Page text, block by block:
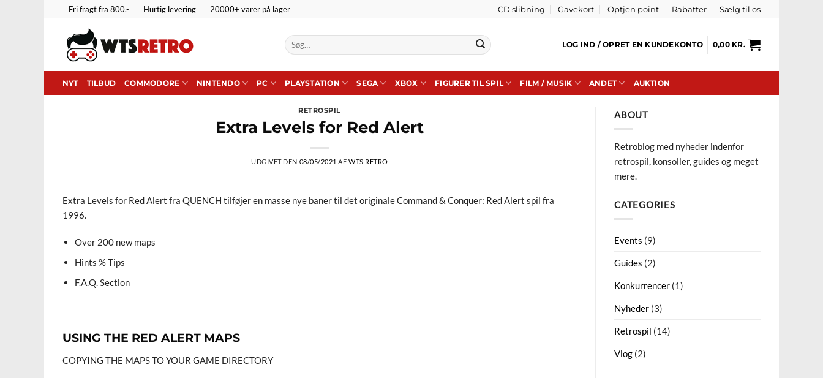
Fortsæt
indhold
Fri fragt fra 800,- Hurtig levering 20000+ varer på lager CD slibning Gavekort Optjen point Rabatter Sælg til os
Søg
efter:
LOG IND / OPRET EN KUNDEKONTO 0,00 KR.
NYT TILBUD COMMODORE NINTENDO PC PLAYSTATION SEGA XBOX FIGURER TIL SPIL FILM / MUSIK ANDET AUKTION
RETROSPIL
Extra Levels for Red Alert
UDGIVET DEN 08/05/2021 AFWTS RETRO
Extra Levels for Red Alert fra QUENCH tilføjer en masse nye baner til det originale Command & Conquer: Red Alert spil fra
1996.
Over 200 new maps
Hints % Tips
F.A.Q. Section
USING THE RED ALERT MAPS
COPYING THE MAPS TO YOUR GAME DIRECTORY
ABOUT
Retroblog med nyheder indenfor
retrospil, konsoller, guides og meget
mere.
CATEGORIES
Events (9)
Guides (2)
Konkurrencer (1)
Nyheder (3)
Retrospil (14)
Vlog (2)